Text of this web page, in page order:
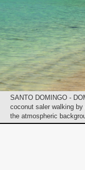
SANTO DOMINGO -
coconut saler walking
the atmospheric